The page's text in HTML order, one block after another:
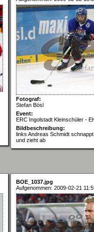
Fotograf:
Stefan Bösl
Event:
ERC Ingolstadt Kleinschüler -
Bildbeschreibung:
links Andreas Schmidt
und zieht ab
BOE_1037.jpg
Aufgenommen: 2009-02-21